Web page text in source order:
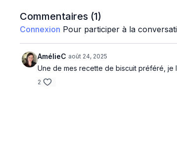
Commentaires (1)
Connexion Pour participer à la
AmélieC août 24, 2025
Une de mes recette de biscuit préféré, je
2